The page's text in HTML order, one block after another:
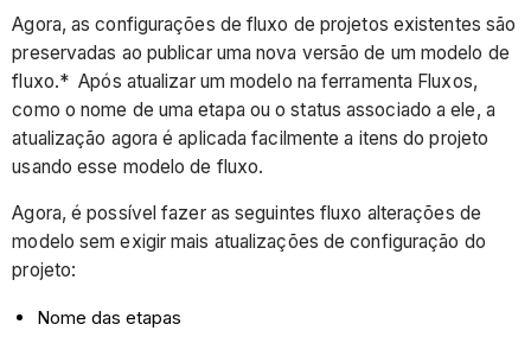
Agora, as configurações de fluxo de projetos existentes são
preservadas ao publicar uma nova versão de um modelo de
fluxo.* Após atualizar um modelo na ferramenta Fluxos,
como o nome de uma etapa ou o status associado a ele, a
atualização agora é aplicada facilmente a itens do projeto
usando esse modelo de fluxo.
Agora, é possível fazer as seguintes fluxo alterações de
modelo sem exigir mais atualizações de configuração do
projeto:
Nome das etapas